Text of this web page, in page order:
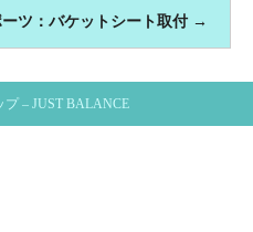
ツ：バケットシート取付 →
プ – JUST BALANCE